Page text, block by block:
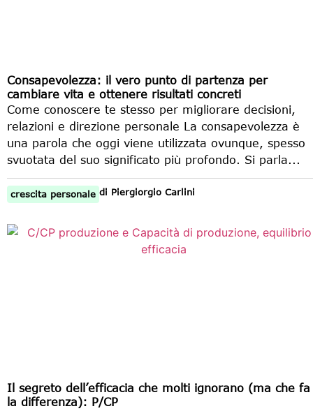
Consapevolezza: il vero punto di partenza per
cambiare vita e ottenere risultati concreti
Come conoscere te stesso per migliorare decisioni,
relazioni e direzione personale La consapevolezza è
una parola che oggi viene utilizzata ovunque, spesso
svuotata del suo significato più profondo. Si parla...
crescita personale di Piergiorgio Carlini
Il segreto dell’efficacia che molti ignorano (ma che fa
la differenza): P/CP